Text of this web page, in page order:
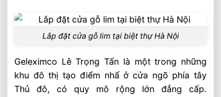
Lắp đặt cánh cửa gỗ lim
Kết thúc thi công gia đoạn một
Video lắp đặt cửa gỗ lim tại Hà Nội
Những sản phẩm của Sht, có thể quý
khách quan tâm
Lắp đặt cửa gỗ lim tại biệt thự Hà Nội
Geleximco Lê Trọng Tấn là một trong những
khu đô thị tạo điểm nhấ ở cửa ngõ phía tây
Thủ đô, có quy mô rộng lớn đẳng cấp.